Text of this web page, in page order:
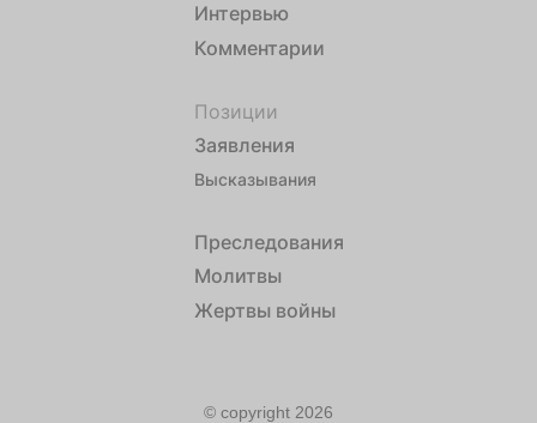
Интервью
Комментарии
Позиции
Заявления
Высказывания
Преследования
Молитвы
Жертвы войны
© copyright 2026